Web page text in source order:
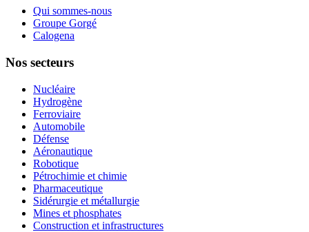
Qui sommes-nous
Groupe Gorgé
Calogena
Nos secteurs
Nucléaire
Hydrogène
Ferroviaire
Automobile
Défense
Aéronautique
Robotique
Pétrochimie et chimie
Pharmaceutique
Sidérurgie et métallurgie
Mines et phosphates
Construction et infrastructures